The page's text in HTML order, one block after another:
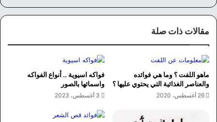
وك
مقالات ذات صلة
ماهو اللفت ؟ وما هي فوائده
والعناصر الغذائية التي يحتوي عليها ؟
26 أغسطس، 2020
فواكه اسيوية .. أنواع الفواكه
واسمائها بالصور
3 أغسطس، 2023